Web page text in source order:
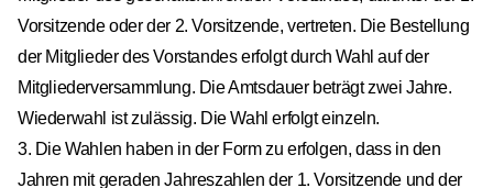
Vorsitzende oder der 2. Vorsitzende, vertreten. Die Bestellung
der Mitglieder des Vorstandes erfolgt durch Wahl auf der
Mitgliederversammlung. Die Amtsdauer beträgt zwei Jahre.
Wiederwahl ist zulässig. Die Wahl erfolgt einzeln.
3. Die Wahlen haben in der Form zu erfolgen, dass in den
Jahren mit geraden Jahreszahlen der 1. Vorsitzende und der